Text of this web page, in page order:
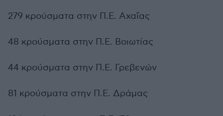
279 κρούσματα στην Π.Ε. Αχαΐας
48 κρούσματα στην Π.Ε. Βοιωτίας
44 κρούσματα στην Π.Ε. Γρεβενών
81 κρούσματα στην Π.Ε. Δράμας